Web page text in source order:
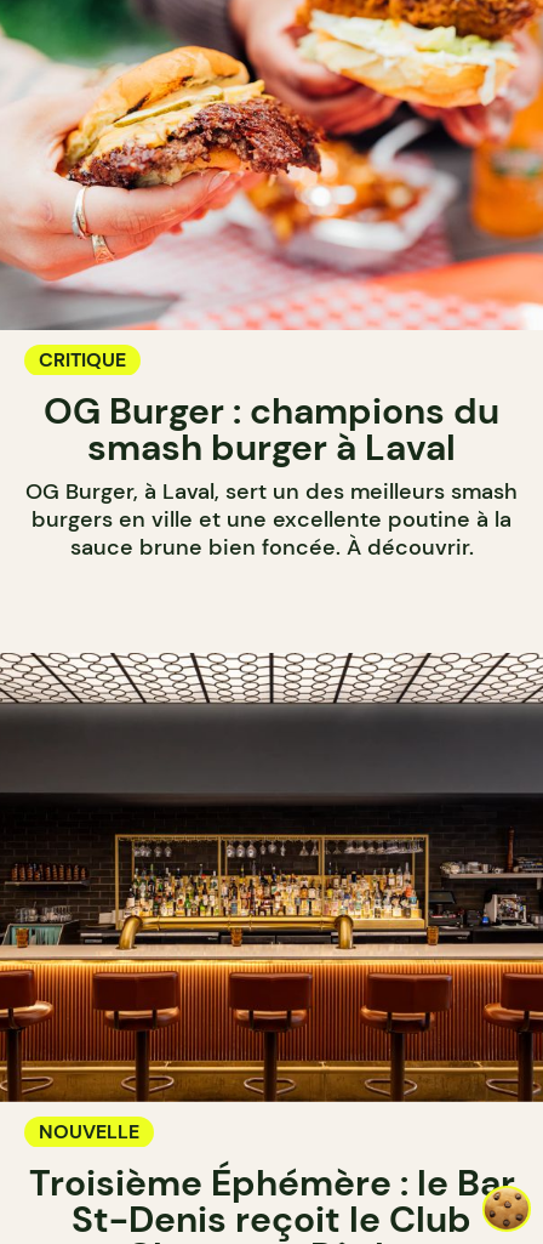
CRITIQUE
OG Burger : champions du
smash burger à Laval
OG Burger, à Laval, sert un des meilleurs smash
burgers en ville et une excellente poutine à la
sauce brune bien foncée. À découvrir.
NOUVELLE
Troisième Éphémère : le Bar
St-Denis reçoit le Club